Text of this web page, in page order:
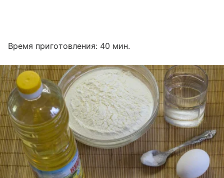
Время приготовления: 40 мин.